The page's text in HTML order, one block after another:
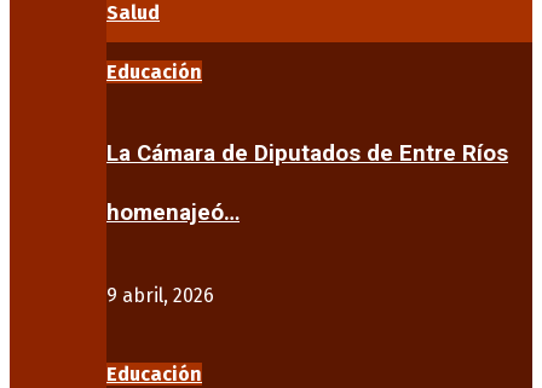
Salud
Educación
La Cámara de Diputados de Entre Ríos
homenajeó…
9 abril, 2026
Educación